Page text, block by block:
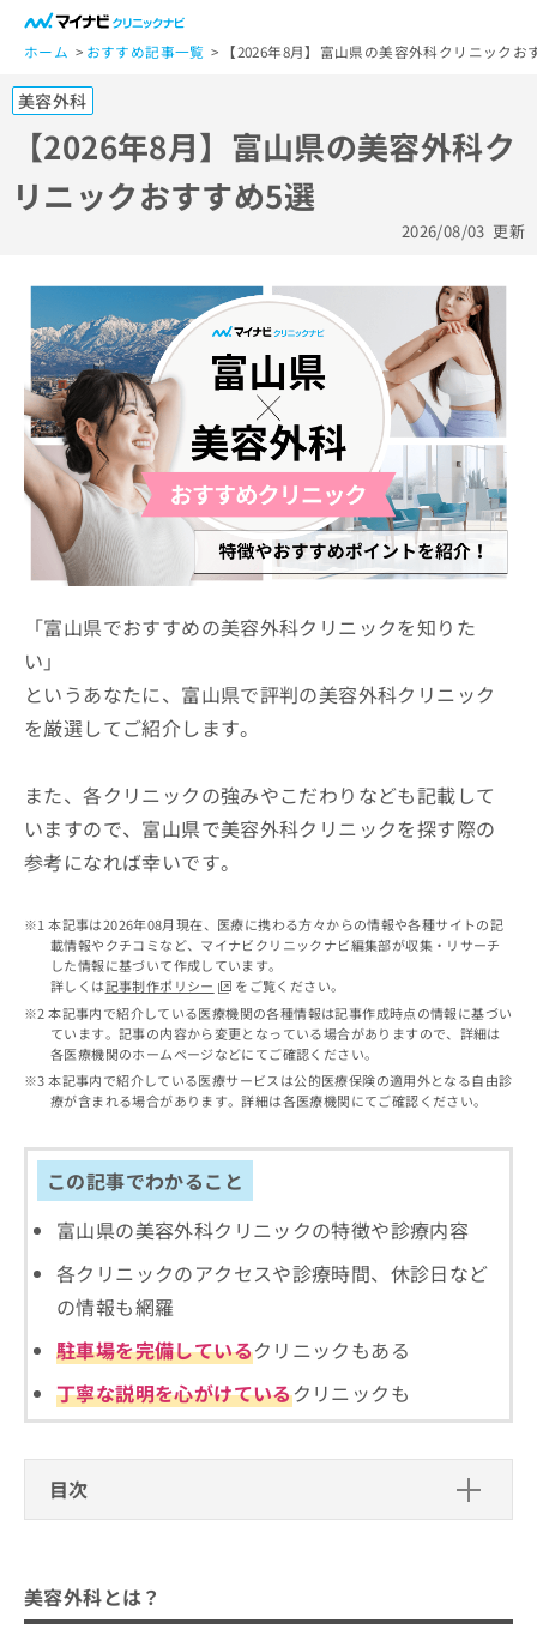
ホーム おすすめ記事一覧 【2026年8月】富山県の美容外科クリニックお
美容外科
【2026年8月】富山県の美容外科ク
リニックおすすめ5選
2026/08/03 更新
「富山県でおすすめの美容外科クリニックを知りた
い」
というあなたに、富山県で評判の美容外科クリニック
を厳選してご紹介します。
また、各クリニックの強みやこだわりなども記載して
いますので、富山県で美容外科クリニックを探す際の
参考になれば幸いです。
本記事は2026年08月現在、医療に携わる方々からの情報や各種サイトの記
載情報やクチコミなど、マイナビクリニックナビ編集部が収集・リサーチ
した情報に基づいて作成しています。
詳しくは記事制作ポリシー
をご覧ください。
本記事内で紹介している医療機関の各種情報は記事作成時点の情報に基づい
ています。記事の内容から変更となっている場合がありますので、詳細は
各医療機関のホームページなどにてご確認ください。
本記事内で紹介している医療サービスは公的医療保険の適用外となる自由診
療が含まれる場合があります。詳細は各医療機関にてご確認ください。
この記事でわかること
富山県の美容外科クリニックの特徴や診療内容
各クリニックのアクセスや診療時間、休診日など
の情報も網羅
駐車場を完備しているクリニックもある
丁寧な説明を心がけているクリニックも
目次
美容外科クリニック、どうやって選べばいい？
美容外科とは？
一
般
ー
ザ
ー
の
方
ち
マ
イ
ナ
ビ
ク
リ
ビ
関
す
る
お
い
わ
せ
ち
らは
マイ
ナビ
クリ
ニッ
ビサ
イト
への
お問
合せ
フォ
ーム
とな
りま
クリ
ニッ
クの
約・
相談
ので
ご了
医
療
関
係
者
の
こ
ら
広
告
出
の
問
い
せ
ち
資
ご
求
は
ち
無
報
拡
お
込
み
広
告
代
店
方
は
ち
広
稿
問
合
わ
は
ら
資
料
求
ち
ら
お